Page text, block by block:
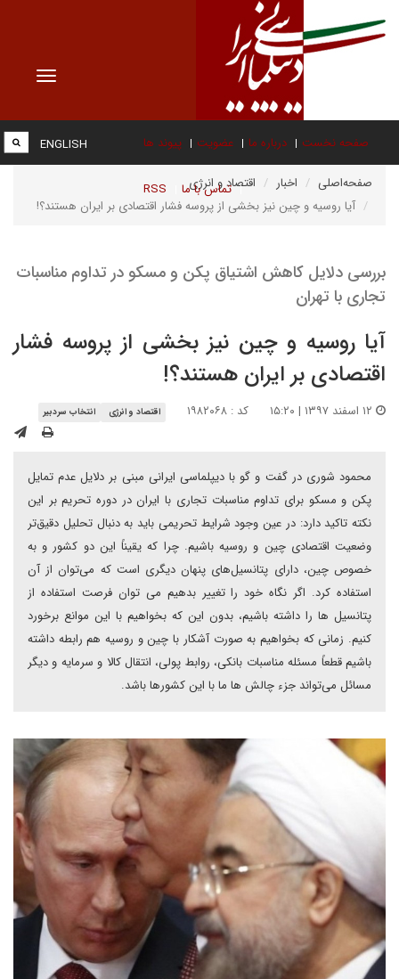
Toggle
صفحه نخست درباره ما عضویت پیوند ها
تماس با ما RSS
ENGLISH
صفحه‌اصلی اخبار
اقتصاد و انرژی
آیا روسیه و چین نیز بخشی از پروسه فشار اقتصادی بر ایران هستند؟!
بررسی دلایل کاهش اشتیاق پکن و مسکو در تداوم مناسبات
تجاری با تهران
آیا روسیه و چین نیز بخشی از پروسه فشار
اقتصادی بر ایران هستند؟!
کد : ۱۹۸۲۰۶۸ اقتصاد و انرژی انتخاب سردبیر
محمود شوری در گفت و گو با دیپلماسی ایرانی مبنی بر دلایل عدم تمایل
پکن و مسکو برای تداوم مناسبات تجاری با ایران در دوره تحریم بر این
نکته تاکید دارد: در عین وجود شرایط تحریمی باید به دنبال تحلیل دقیق‌تر
وضعیت اقتصادی چین و روسیه باشیم. چرا که یقیناً این دو کشور و به
خصوص چین، دارای پتانسیل‌های پنهان دیگری است که می‌توان از آن
استفاده کرد. اگر نگاه خود را تغییر بدهیم می توان فرصت استفاده از
پتانسیل ها را داشته باشیم، بدون این که بخواهیم با این موانع برخورد
کنیم. زمانی که بخواهیم به صورت آشکار با چین و روسیه هم رابطه داشته
باشیم قطعاً مسئله مناسبات بانکی، روابط پولی، انتقال کالا و سرمایه و دیگر
مسائل می‌تواند جزء چالش ها ما با این کشورها باشد.